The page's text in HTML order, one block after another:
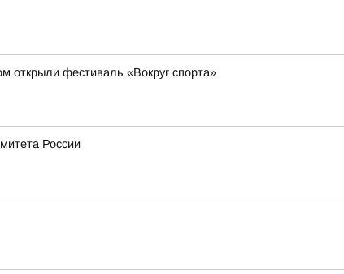
открыли фестиваль «Вокруг спорта»
России